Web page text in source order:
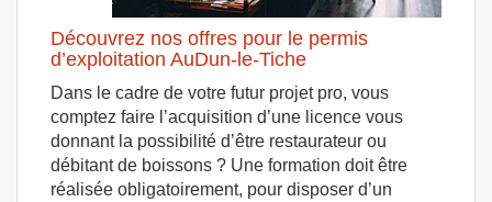
Découvrez nos offres pour le permis
d’exploitation AuDun-le-Tiche
Dans le cadre de votre futur projet pro, vous
comptez faire l’acquisition d’une licence vous
donnant la possibilité d’être restaurateur ou
débitant de boissons ? Une formation doit être
réalisée obligatoirement, pour disposer d’un